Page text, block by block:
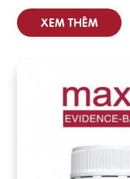
XEM THÊM